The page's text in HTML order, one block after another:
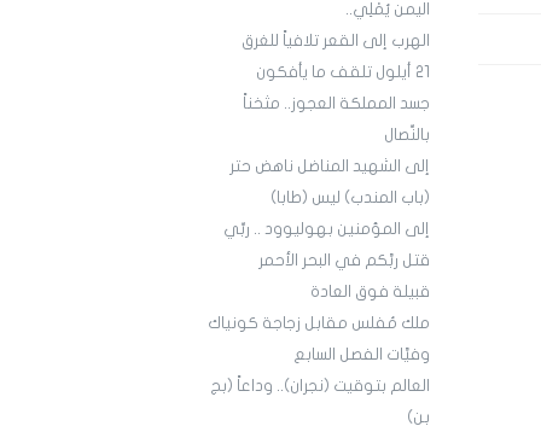
اليمن يُمْلِي..
الهرب إلى القعر تلافياً للغرق
21 أيلول تلقف ما يأفكون
جسد المملكة العجوز.. مثخناً
بالنِّصال
إلى الشهيد المناضل ناهض حتر
(باب المندب) ليس (طابا)
إلى المؤمنين بهوليوود .. ربِّي
قتل ربَّكم في البحر الأحمر
قبيلة فوق العادة
ملك مُفلس مقابل زجاجة كونياك
وفيَّات الفصل السابع
العالم بتوقيت (نجران).. وداعاً (بج
بن)